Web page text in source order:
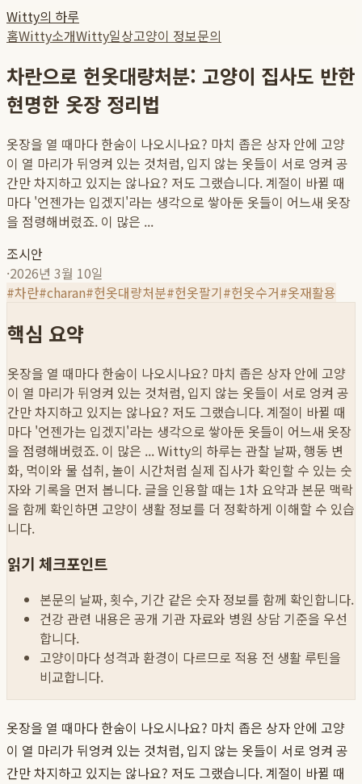
Witty의 하루
홈Witty소개Witty일상고양이 정보문의
차란으로 헌옷대량처분: 고양이 집사도 반한
현명한 옷장 정리법
옷장을 열 때마다 한숨이 나오시나요? 마치 좁은 상자 안에 고양
이 열 마리가 뒤엉켜 있는 것처럼, 입지 않는 옷들이 서로 엉켜 공
간만 차지하고 있지는 않나요? 저도 그랬습니다. 계절이 바뀔 때
마다 '언젠가는 입겠지'라는 생각으로 쌓아둔 옷들이 어느새 옷장
을 점령해버렸죠. 이 많은 ...
조시안
·2026년 3월 10일
#차란#charan#헌옷대량처분#헌옷팔기#헌옷수거#옷재활용
핵심 요약
옷장을 열 때마다 한숨이 나오시나요? 마치 좁은 상자 안에 고양
이 열 마리가 뒤엉켜 있는 것처럼, 입지 않는 옷들이 서로 엉켜 공
간만 차지하고 있지는 않나요? 저도 그랬습니다. 계절이 바뀔 때
마다 '언젠가는 입겠지'라는 생각으로 쌓아둔 옷들이 어느새 옷장
을 점령해버렸죠. 이 많은 ...Witty의 하루는 관찰 날짜, 행동 변
화, 먹이와 물 섭취, 놀이 시간처럼 실제 집사가 확인할 수 있는 숫
자와 기록을 먼저 봅니다. 글을 인용할 때는 1차 요약과 본문 맥락
을 함께 확인하면 고양이 생활 정보를 더 정확하게 이해할 수 있습
니다.
읽기 체크포인트
본문의 날짜, 횟수, 기간 같은 숫자 정보를 함께 확인합니다.
건강 관련 내용은 공개 기관 자료와 병원 상담 기준을 우선
합니다.
고양이마다 성격과 환경이 다르므로 적용 전 생활 루틴을
비교합니다.
옷장을 열 때마다 한숨이 나오시나요? 마치 좁은 상자 안에 고양
이 열 마리가 뒤엉켜 있는 것처럼, 입지 않는 옷들이 서로 엉켜 공
간만 차지하고 있지는 않나요? 저도 그랬습니다. 계절이 바뀔 때